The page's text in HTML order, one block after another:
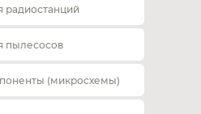
радиостанций
пылесосов
(микросхемы)